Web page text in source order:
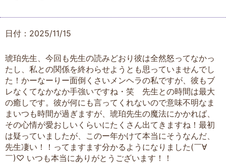
日付：2025/11/15
琥珀先生、今回も先生の読みどおり彼は全然怒ってなかっ
たし、私との関係を終わらせようとも思っていませんでし
た！かーなーりー面倒くさいメンヘラの私ですが、彼もブ
レなくてなかなか手強いですね・笑 先生との時間は最大
の癒しです。彼が何にも言ってくれないので意味不明なま
まいつも時間が過ぎますが、琥珀先生の魔法にかかれば、
その心情が愛おしいくらいにたくさん出てきますね！最初
は疑っていましたが、このー年かけて本当にそうなんだ、
先生凄い！！ってますます分かるようになりました(￣∀
￣)♡ いつも本当にありがとうございます！！